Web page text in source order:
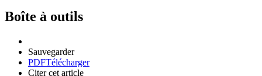
Boîte à outils
Sauvegarder
PDFTélécharger
Citer cet article